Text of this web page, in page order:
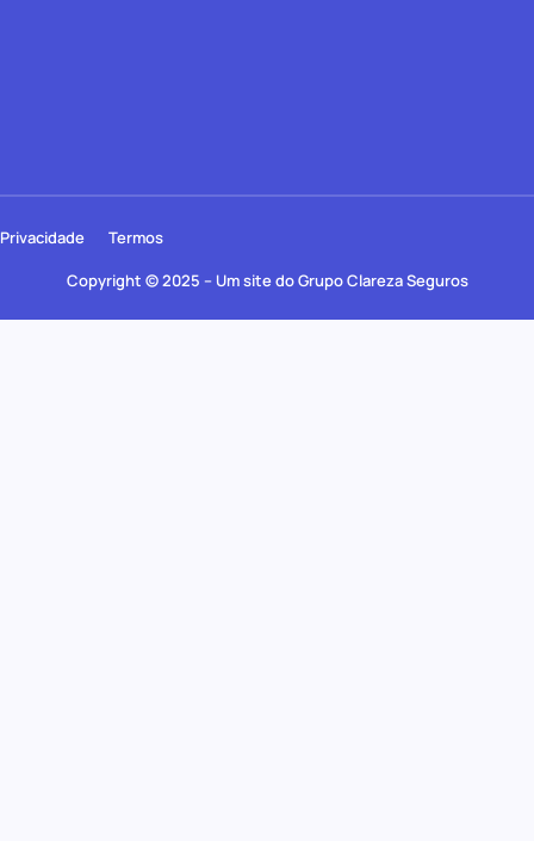
Copyright © 2025 – Um site do Grupo Clareza Seguros
Privacidade Termos